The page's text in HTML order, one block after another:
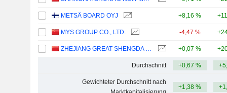
METSÄ BOARD OYJ +8,16 %
MYS GROUP CO., LTD. -4,47 %
ZHEJIANG GREAT SHENGDA PACKAGING CO.,LTD. +0,07 %
Durchschnitt +0,67 %
Gewichteter Durchschnitt nach
+1,38 %